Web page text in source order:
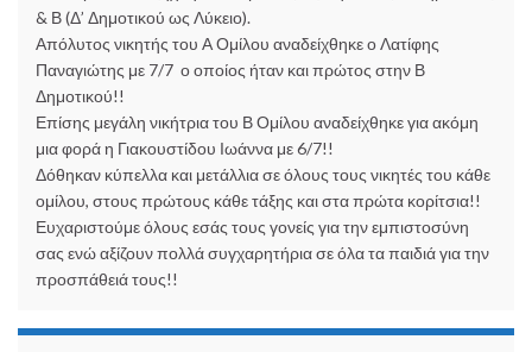
& Β (Δ’ Δημοτικού ως Λύκειο).
Απόλυτος νικητής του Α Ομίλου αναδείχθηκε ο Λατίφης
Παναγιώτης με 7/7 ο οποίος ήταν και πρώτος στην Β
Δημοτικού!!
Επίσης μεγάλη νικήτρια του Β Ομίλου αναδείχθηκε για ακόμη
μια φορά η Γιακουστίδου Ιωάννα με 6/7!!
Δόθηκαν κύπελλα και μετάλλια σε όλους τους νικητές του κάθε
ομίλου, στους πρώτους κάθε τάξης και στα πρώτα κορίτσια!!
Ευχαριστούμε όλους εσάς τους γονείς για την εμπιστοσύνη
σας ενώ αξίζουν πολλά συγχαρητήρια σε όλα τα παιδιά για την
προσπάθειά τους!!